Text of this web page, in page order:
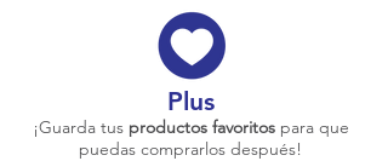
Plus
¡Guarda tus productos favoritos para que
puedas comprarlos después!